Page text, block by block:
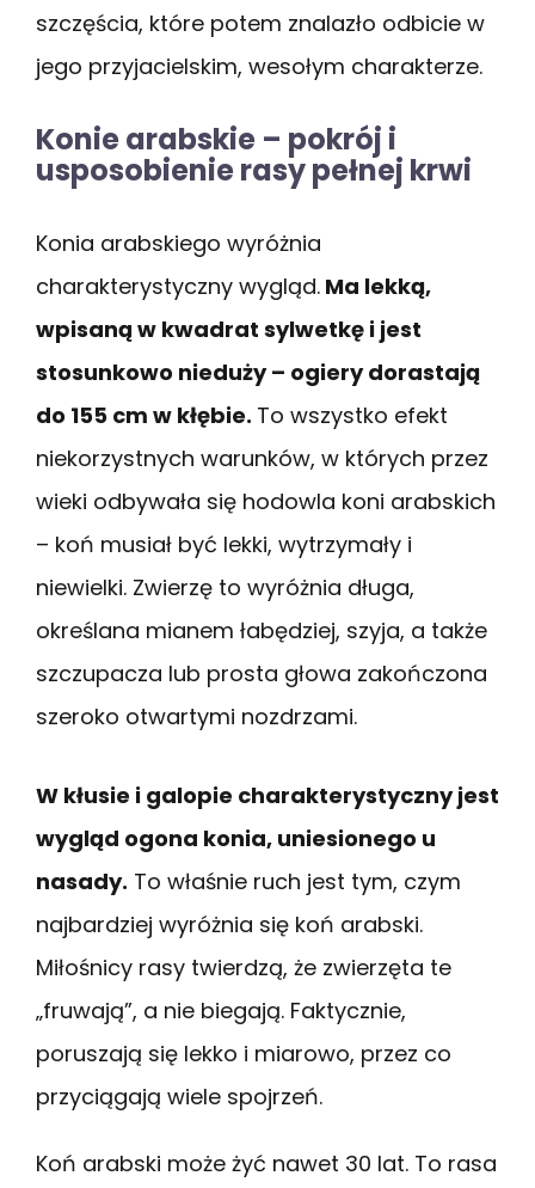
szczęścia, które potem znalazło odbicie w
jego przyjacielskim, wesołym charakterze.
Konie arabskie – pokrój i
usposobienie rasy pełnej krwi
Konia arabskiego wyróżnia
charakterystyczny wygląd. Ma lekką,
wpisaną w kwadrat sylwetkę i jest
stosunkowo nieduży – ogiery dorastają
do 155 cm w kłębie. To wszystko efekt
niekorzystnych warunków, w których przez
wieki odbywała się hodowla koni arabskich
– koń musiał być lekki, wytrzymały i
niewielki. Zwierzę to wyróżnia długa,
określana mianem łabędziej, szyja, a także
szczupacza lub prosta głowa zakończona
szeroko otwartymi nozdrzami.
W kłusie i galopie charakterystyczny jest
wygląd ogona konia, uniesionego u
nasady. To właśnie ruch jest tym, czym
najbardziej wyróżnia się koń arabski.
Miłośnicy rasy twierdzą, że zwierzęta te
„fruwają”, a nie biegają. Faktycznie,
poruszają się lekko i miarowo, przez co
przyciągają wiele spojrzeń.
Koń arabski może żyć nawet 30 lat. To rasa